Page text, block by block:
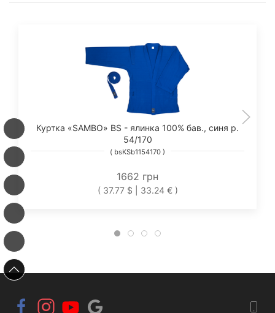
Куртка «SAMBO» BS - ялинка 100% бав., синя р.
54/170
( bsKSb1154170 )
1662 грн
( 37.77 $ | 33.24 € )